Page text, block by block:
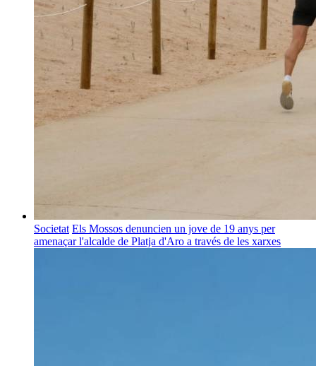
Societat Els Mossos denuncien un jove de 19 anys per
amenaçar l'alcalde de Platja d'Aro a través de les xarxes